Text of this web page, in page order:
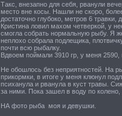
Такс, внезапно для себя, рванули
место вне косы. Нашли не скоро,
достаточно глубоко, метров 6
Кристина ловил махом четверкой, у
смогла собрать нормальную рыбу. Я
неплохо собрала подлещика,
почти всю рыбалку.
Вдвоем поймали 3910 гр, у меня
Не обошлось без неприятностей. На
прикормки, в итоге у меня клюнул
психанула и рванула в куст травы.
за ними. Пока зашел в воду по
НА фото рыба моя и девушки.